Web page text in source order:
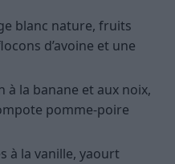
blanc nature, fruits
d’avoine et une
à la banane et aux noix,
pomme-poire
à la vanille, yaourt